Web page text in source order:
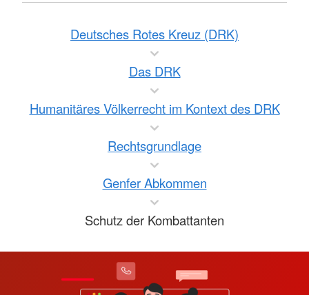
Deutsches Rotes Kreuz (DRK)
Das DRK
Humanitäres Völkerrecht im Kontext des DRK
Rechtsgrundlage
Genfer Abkommen
Schutz der Kombattanten